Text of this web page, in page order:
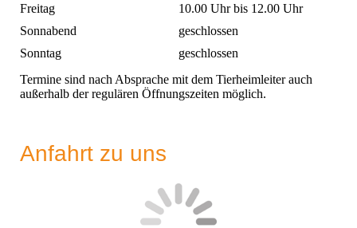
Freitag
10.00 Uhr bis 12.00 Uhr
Sonnabend
geschlossen
Sonntag
geschlossen
Termine sind nach Absprache mit dem Tierheimleiter auch
außerhalb der regulären Öffnungszeiten möglich.
Anfahrt zu uns